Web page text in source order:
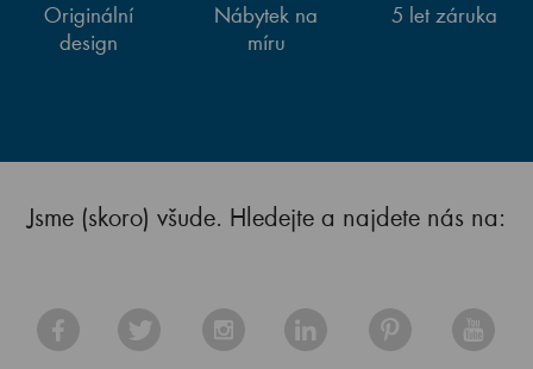
Originální
design
Nábytek na
míru
5 let záruka
Jsme (skoro) všude. Hledejte a najdete nás na: